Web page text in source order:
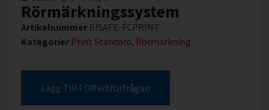
Rörmärkningssystem
Artikelnummer BISAFE-FCPRINT
Kategorier Print Standard, Rörmärkning
Lägg Till I Offertförfrågan